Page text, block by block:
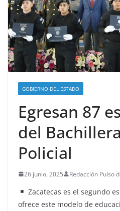
GOBIERNO DEL ESTADO
Egresan 87
del
Policial
26 junio, 2025 Redacción Pulso
Zacatecas es el segundo
ofrece este modelo de